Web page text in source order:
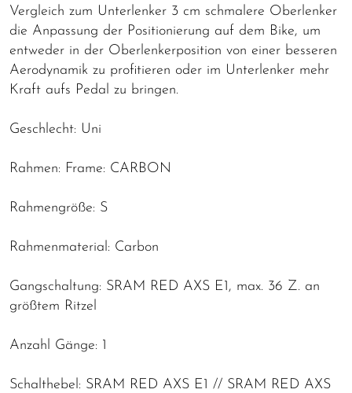
Vergleich zum Unterlenker 3 cm schmalere Oberlenker
die Anpassung der Positionierung auf dem Bike, um
entweder in der Oberlenkerposition von einer besseren
Aerodynamik zu profitieren oder im Unterlenker mehr
Kraft aufs Pedal zu bringen.
Geschlecht: Uni
Rahmen: Frame: CARBON
Rahmengröße: S
Rahmenmaterial: Carbon
Gangschaltung: SRAM RED AXS E1, max. 36 Z. an
größtem Ritzel
Anzahl Gänge: 1
Schalthebel: SRAM RED AXS E1 // SRAM RED AXS